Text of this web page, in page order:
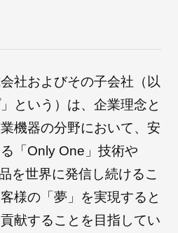
社およびその子会社（以
という）は、企業理念と
機器の分野において、安
「Only One」技術や
を世界に発信し続けるこ
様の「夢」を実現すると
献することを目指してい